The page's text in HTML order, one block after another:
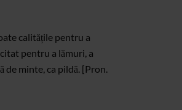
calitățile pentru a
pentru a lămuri, a
de minte, ca pildă. [Pron.